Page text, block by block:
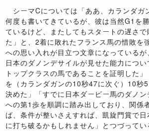
シーマCについては「ああ、カランダガ
何度も書いてきているが、彼は当然G1を
ているけど、またしてもスタートの遅さ
た」と、2着に敗れたフランス馬の惜敗を
への思い入れが目立つ文章になっている
日本のダノンデサイルが見せた能力につ
トップクラスの馬であることを証明した
を（カランダガンの10秒47に次ぐ）10秒
決めた」「すでに日本ダービー馬のダノ
への第1歩を順調に踏み出しており、関係
ば、条件が整いさえすれば、凱旋門賞で
に打ち破るかもしれません」とつづってい